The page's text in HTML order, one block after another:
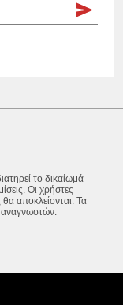
το δικαίωμά
Οι χρήστες
αποκλείονται. Τα
αναγνωστών.